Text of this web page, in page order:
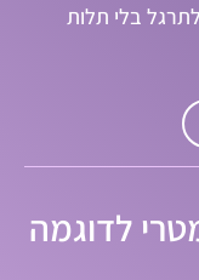
בלי תלות
לדוגמה